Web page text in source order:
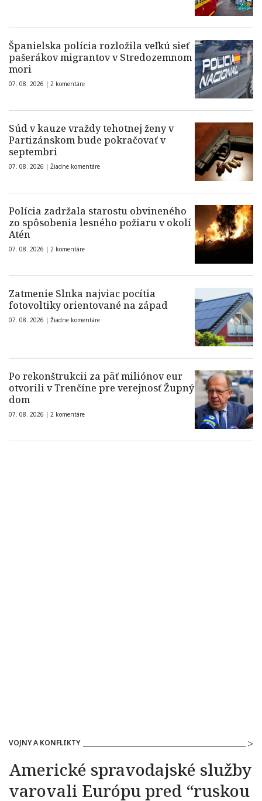
Španielska polícia rozložila veľkú sieť
pašerákov migrantov v Stredozemnom
mori
07. 08. 2026 | 2 komentáre
Súd v kauze vraždy tehotnej ženy v
Partizánskom bude pokračovať v
septembri
07. 08. 2026 | Žiadne komentáre
Polícia zadržala starostu obvineného
zo spôsobenia lesného požiaru v okolí
Atén
07. 08. 2026 | 2 komentáre
Zatmenie Slnka najviac pocítia
fotovoltiky orientované na západ
07. 08. 2026 | Žiadne komentáre
Po rekonštrukcii za päť miliónov eur
otvorili v Trenčíne pre verejnosť Župný
dom
07. 08. 2026 | 2 komentáre
VOJNY A KONFLIKTY
Americké spravodajské služby
varovali Európu pred “ruskou